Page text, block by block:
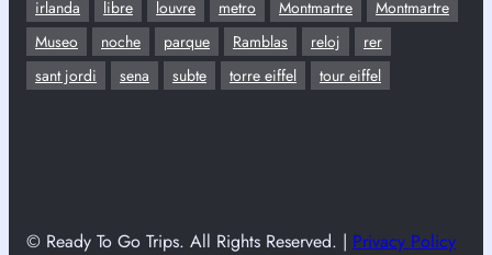
irlanda
libre louvre metro Montmartre
Montmartre
Museo
noche parque Ramblas reloj
rer
sant jordi
sena subte torre eiffel tour eiffel
© Ready To Go Trips. All Rights Reserved. | Privacy Policy